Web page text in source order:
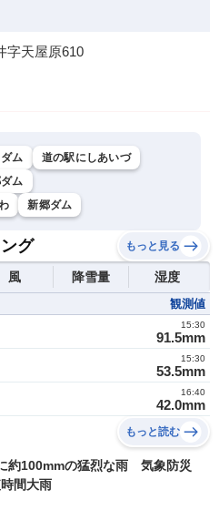
字天屋原610
ム
道の駅にしあいづ
ム
新郷ダム
グ もっと見る
風 降雪量 湿度
観測値
91.5mm
15:30
53.5mm
15:30
42.0mm
16:40
もっと読む
約100mmの猛烈な雨 気象防災
間大雨